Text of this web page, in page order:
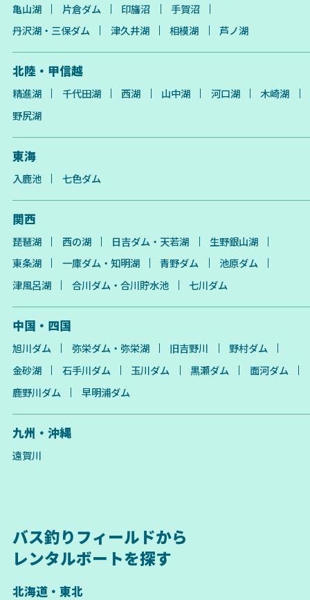
亀山湖
片倉ダム 印旛沼
手賀沼
丹沢湖・三保ダム
津久井湖 相模湖 芦ノ湖
北陸・甲信越
精進湖 千代田湖 西湖 山中湖 河口湖
木崎湖
野尻湖
東海
入鹿池 七色ダム
関西
琵琶湖 西の湖 日吉ダム・天若湖
生野銀山湖
東条湖
一庫ダム・知明湖 青野ダム
池原ダム
津風呂湖
合川ダム・合川貯水池 七川ダム
中国・四国
旭川ダム 弥栄ダム・弥栄湖 旧吉野川
野村ダム
金砂湖
石手川ダム 玉川ダム 黒瀬ダム
面河ダム
鹿野川ダム
早明浦ダム
九州・沖縄
遠賀川
バス釣りフィールドから
レンタルボートを探す
北海道・東北